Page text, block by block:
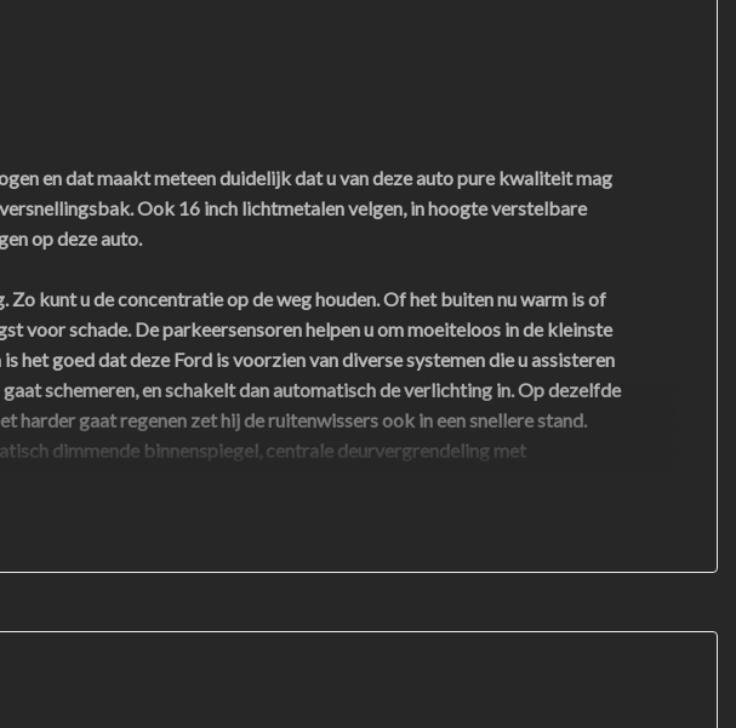
en dat maakt meteen duidelijk dat u van deze auto pure kwaliteit mag
Ook 16 inch lichtmetalen velgen, in hoogte verstelbare
op deze auto.
kunt u de concentratie op de weg houden. Of het buiten nu warm is of
voor schade. De parkeersensoren helpen u om moeiteloos in de kleinste
goed dat deze Ford is voorzien van diverse systemen die u assisteren
schemeren, en schakelt dan automatisch de verlichting in. Op dezelfde
harder gaat regenen zet hij de ruitenwissers ook in een snellere stand.
dimmende binnenspiegel, centrale deurvergrendeling met
KM) samen. Even stilstaan op een hellend wegdeel is een eitje dankzij